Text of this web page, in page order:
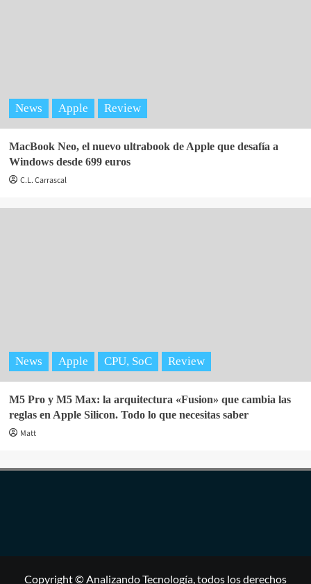
News Apple Review
MacBook Neo, el nuevo ultrabook de Apple que desafía a
Windows desde 699 euros
C.L. Carrascal
News Apple CPU, SoC Review
M5 Pro y M5 Max: la arquitectura «Fusion» que cambia las
reglas en Apple Silicon. Todo lo que necesitas saber
Matt
Copyright © Analizando Tecnología, todos los derechos